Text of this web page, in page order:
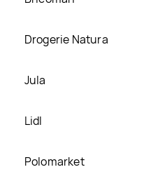
Drogerie Natura
Jula
Lidl
Polomarket